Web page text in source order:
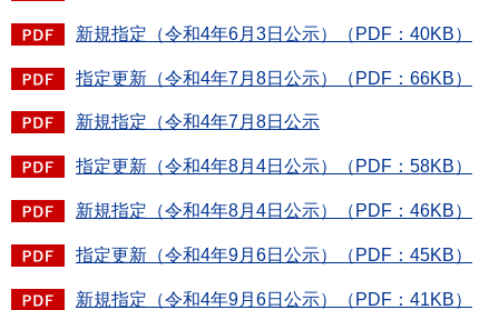
新規指定（令和4年6月3日公示）（PDF：40KB）
指定更新（令和4年7月8日公示）（PDF：66KB）
新規指定（令和4年7月8日公示
指定更新（令和4年8月4日公示）（PDF：58KB）
新規指定（令和4年8月4日公示）（PDF：46KB）
指定更新（令和4年9月6日公示）（PDF：45KB）
新規指定（令和4年9月6日公示）（PDF：41KB）